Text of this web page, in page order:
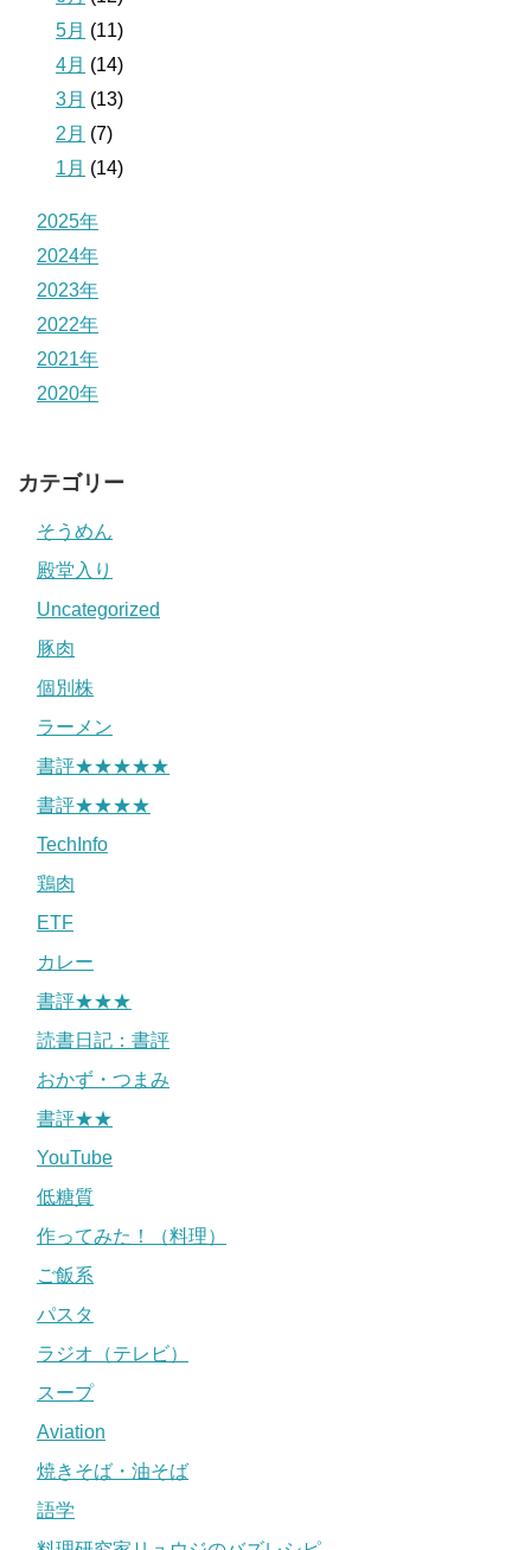
5月 (11)
4月 (14)
3月 (13)
2月 (7)
1月 (14)
2025年
2024年
2023年
2022年
2021年
2020年
カテゴリー
そうめん
殿堂入り
Uncategorized
豚肉
個別株
ラーメン
書評★★★★★
書評★★★★
TechInfo
鶏肉
ETF
カレー
書評★★★
読書日記：書評
おかず・つまみ
書評★★
YouTube
低糖質
作ってみた！（料理）
ご飯系
パスタ
ラジオ（テレビ）
スープ
Aviation
焼きそば・油そば
語学